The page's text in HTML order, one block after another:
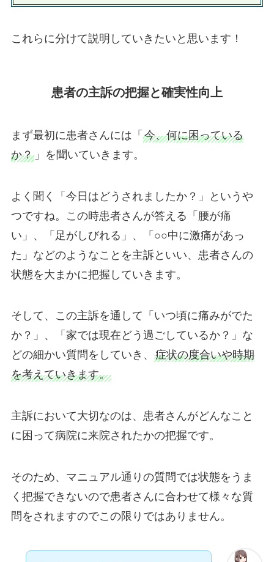
これらに分けて説明していきたいと思います！
患者の主訴の把握と確実性向上
まず最初に患者さんには「 今、何に困っている
か？」を聞いていきます。
よく聞く「今日はどうされましたか？」というや
つですね。この時患者さんが答える「腰が痛
い」、「足がしびれる」、「○○中に激痛があっ
た」などのようなことを主訴といい、患者さんの
状態を大まかに把握していきます。
そして、この主訴を通して「いつ頃に痛みがでた
か？」、「家では現在どう過ごしているか？」な
どの細かい質問をしていき、 症状の度合いや時期
を考えていきます。
主訴において大切なのは、患者さんがどんなこと
に困って病院に来院されたかの把握です。
そのため、マニュアル通りの質問では状態をうま
く把握できないので患者さんに合わせて様々な質
問をされますのでこの限りではありません。